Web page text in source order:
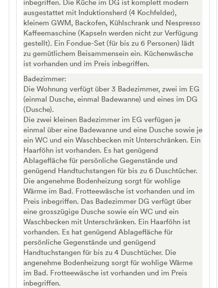
inbegriffen. Die Küche im DG ist komplett modern
ausgestattet mit Induktionsherd (4 Kochfelder),
kleinem GWM, Backofen, Kühlschrank und Nespresso
Kaffeemaschine (Kapseln werden nicht zur Verfügung
gestellt). Ein Fondue-Set (für bis zu 6 Personen) lädt
zu gemütlichem Beisammensein ein. Küchenwäsche
ist vorhanden und im Preis inbegriffen.
Badezimmer:
Die Wohnung verfügt über 3 Badezimmer, zwei im EG
(einmal Dusche, einmal Badewanne) und eines im DG
(Dusche).
Die zwei kleinen Badezimmer im EG verfügen je
einmal über eine Badewanne und eine Dusche sowie je
ein WC und ein Waschbecken mit Unterschränken. Ein
Haarföhn ist vorhanden. Es hat genügend
Ablagefläche für persönliche Gegenstände und
genügend Handtuchstangen für bis zu 6 Duschtücher.
Die angenehme Bodenheizung sorgt für wohlige
Wärme im Bad. Frotteewäsche ist vorhanden und im
Preis inbegriffen. Das Badezimmer DG verfügt über
eine grosszügige Dusche sowie ein WC und ein
Waschbecken mit Unterschränken. Ein Haarföhn ist
vorhanden. Es hat genügend Ablagefläche für
persönliche Gegenstände und genügend
Handtuchstangen für bis zu 4 Duschtücher. Die
angenehme Bodenheizung sorgt für wohlige Wärme
im Bad. Frotteewäsche ist vorhanden und im Preis
inbegriffen.